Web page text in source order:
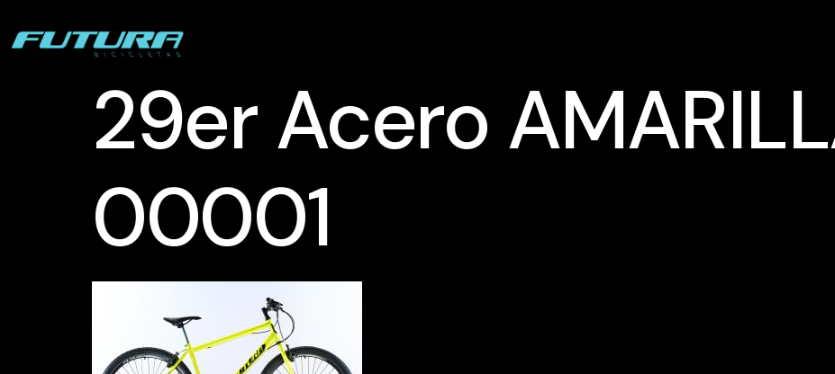
29er Acero
00001